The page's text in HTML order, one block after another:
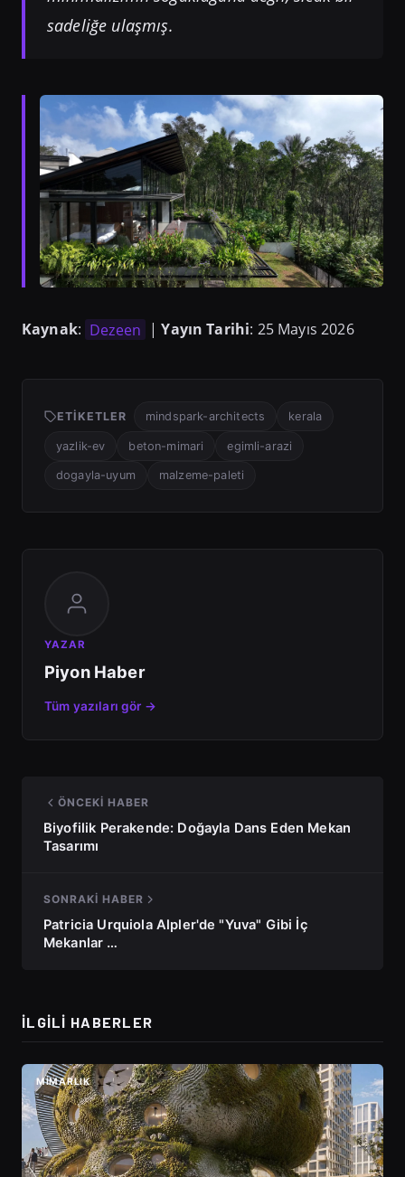
sadeliğe ulaşmış.
Kaynak: Dezeen |Yayın Tarihi: 25 Mayıs 2026
ETIKETLER mindspark-architects kerala
yazlik-ev beton-mimari egimli-arazi
dogayla-uyum malzeme-paleti
YAZAR
Piyon Haber
Tüm yazıları gör →
ÖNCEKI HABER
Biyofilik Perakende: Doğayla Dans Eden Mekan
Tasarımı
SONRAKI HABER
Patricia Urquiola Alpler'de "Yuva" Gibi İç
Mekanlar …
İLGILI HABERLER
MIMARLIK